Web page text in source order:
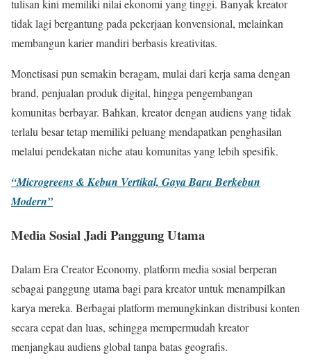
tulisan kini memiliki nilai ekonomi yang tinggi. Banyak kreator
tidak lagi bergantung pada pekerjaan konvensional, melainkan
membangun karier mandiri berbasis kreativitas.
Monetisasi pun semakin beragam, mulai dari kerja sama dengan
brand, penjualan produk digital, hingga pengembangan
komunitas berbayar. Bahkan, kreator dengan audiens yang tidak
terlalu besar tetap memiliki peluang mendapatkan penghasilan
melalui pendekatan niche atau komunitas yang lebih spesifik.
“Microgreens & Kebun Vertikal, Gaya Baru Berkebun
Modern”
Media Sosial Jadi Panggung Utama
Dalam Era Creator Economy, platform media sosial berperan
sebagai panggung utama bagi para kreator untuk menampilkan
karya mereka. Berbagai platform memungkinkan distribusi konten
secara cepat dan luas, sehingga mempermudah kreator
menjangkau audiens global tanpa batas geografis.